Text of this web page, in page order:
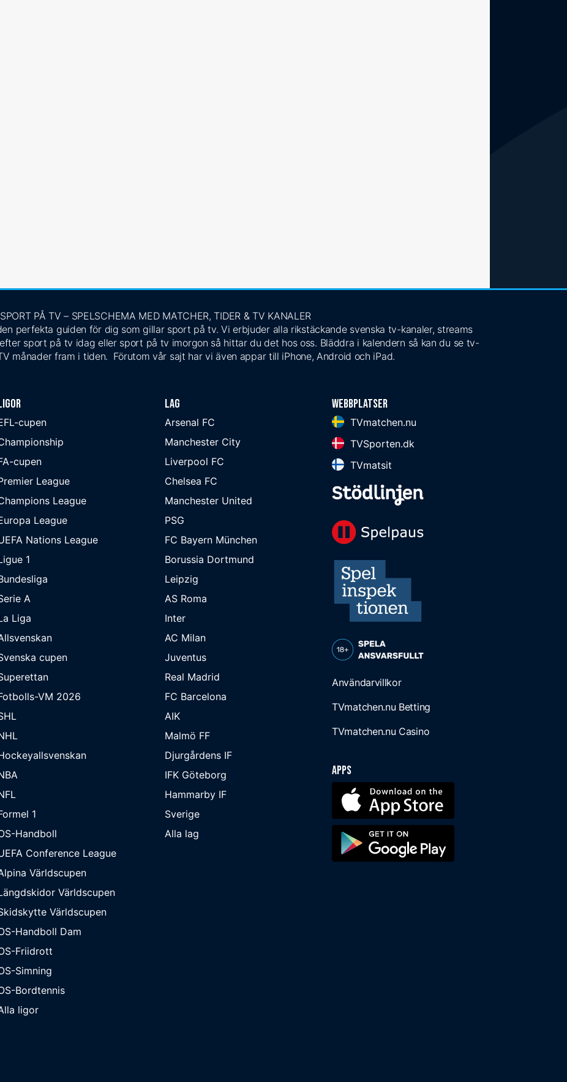
SPORT PÅ TV – SPELSCHEMA MED MATCHER, TIDER & TV KANALER
perfekta guiden för dig som gillar sport på tv. Vi erbjuder alla rikstäckande svenska tv-kanaler, streams
sport på tv idag eller sport på tv imorgon så hittar du det hos oss. Bläddra i kalendern så kan du se tv-
månader fram i tiden. Förutom vår sajt har vi även appar till iPhone, Android och iPad.
cupen
cupen
League
League
League
Nations League
1
A
Liga
cupen
VM 2026
1
Handboll
Conference League
Världscupen
Världscupen
Världscupen
Handboll Dam
Friidrott
Simning
Bordtennis
ligor
Lag
Arsenal FC
Manchester City
Liverpool FC
Chelsea FC
Manchester United
PSG
FC Bayern München
Borussia Dortmund
Leipzig
AS Roma
Inter
AC Milan
Juventus
Real Madrid
FC Barcelona
AIK
Malmö FF
Djurgårdens IF
IFK Göteborg
Hammarby IF
Sverige
Alla lag
Webbplatser
TVmatchen.nu
TVSporten.dk
TVmatsit
Användarvillkor
TVmatchen.nu Betting
TVmatchen.nu Casino
Apps